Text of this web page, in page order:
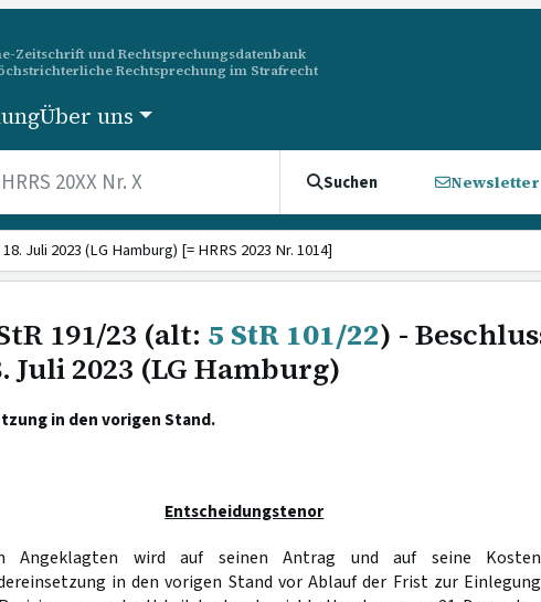
Zeitschrift und Rechtsprechungsdatenbank
Rechtsprechung im Strafrecht
Über uns
Suchen
Juli 2023 (LG Hamburg) [= HRRS 2023 Nr. 1014]
191/23 (alt: 5 StR 101/22) -
Juli 2023 (LG Hamburg)
in den vorigen Stand.
Entscheidungstenor
Angeklagten wird auf seinen Antrag und auf seine Kosten
in den vorigen Stand vor Ablauf der Frist zur Einlegung